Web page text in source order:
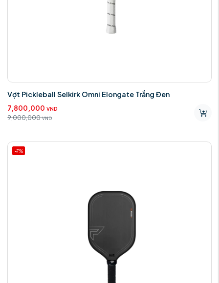
Vợt Pickleball Selkirk Omni Elongate Trắng Đen
7,800,000 VND
9,000,000 VND
-7%